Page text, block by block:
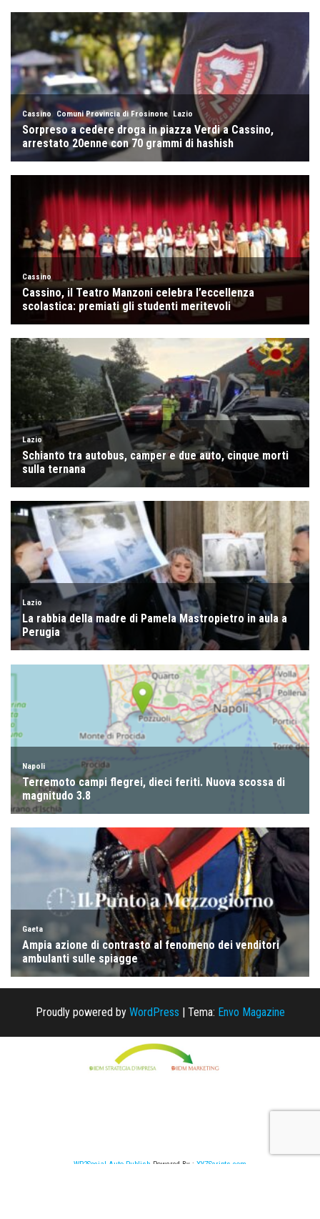
Proudly powered by WordPress | Tema: Envo Magazine
WP2Social Auto Publish Powered By : XYZScripts.com